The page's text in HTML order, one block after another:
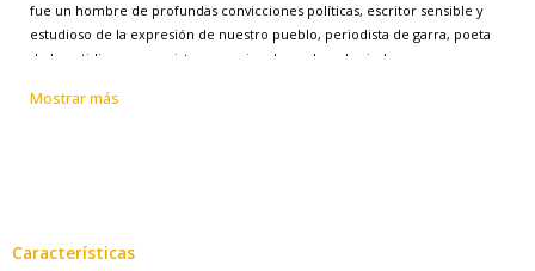
fue un hombre de profundas convicciones políticas, escritor sensible y
estudioso de la expresión de nuestro pueblo, periodista de garra, poeta
de lo cotidiano y ensayista excepcional; sus desvelos indagaron con
es decir la nacionalidad, es un signo de su obra, de lo que implica como
de Entre Ríos, reuniendo textos en su mayoría inéditos o inhallables. La
Mostrar más
Características